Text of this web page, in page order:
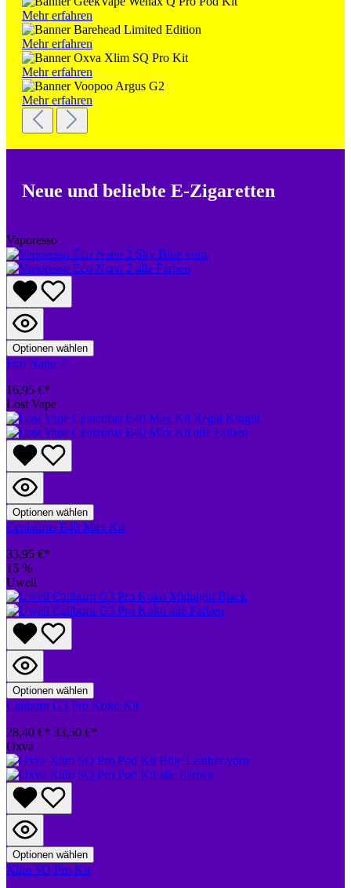
Mehr erfahren
Mehr erfahren
Mehr erfahren
Mehr erfahren
Neue und beliebte E-Zigaretten
Vaporesso
Optionen wählen
Eco Nano 2
16,95 €*
Lost Vape
Optionen wählen
Centaurus E40 Max Kit
33,95 €*
15 %
Uwell
Optionen wählen
Caliburn G3 Pro Koko Kit
28,40 €* 33,50 €*
Oxva
Optionen wählen
Xlim SQ Pro Kit